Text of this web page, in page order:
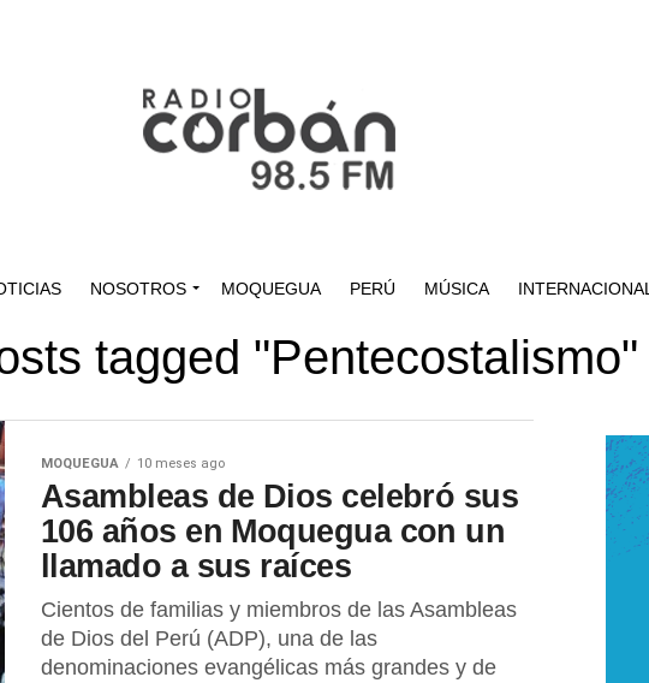
NOSOTROS MOQUEGUA PERÚ MÚSICA INTERNACIONAL
tagged "Pentecostalismo"
MOQUEGUA 10 meses ago
Asambleas de Dios celebró sus
106 años en Moquegua con un
llamado a sus raíces
Cientos de familias y miembros de las Asambleas
de Dios del Perú (ADP), una de las
denominaciones evangélicas más grandes y de